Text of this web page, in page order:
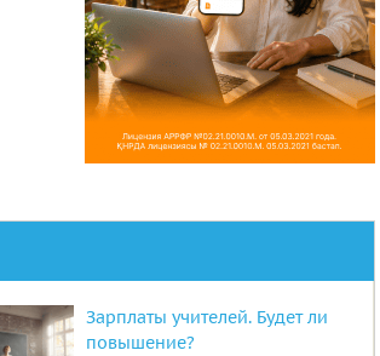
Зарплаты учителей. Будет ли
повышение?